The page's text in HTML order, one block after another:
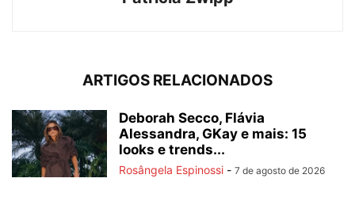
ARTIGOS RELACIONADOS
Deborah Secco, Flávia
Alessandra, GKay e mais: 15
looks e trends...
Rosângela Espinossi - 7 de agosto de 2026